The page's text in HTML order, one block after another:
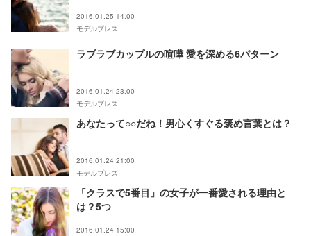
2016.01.25 14:00
モデルプレス
ラブラブカップルの喧嘩 愛を深める6パターン
2016.01.24 23:00
モデルプレス
あなたって○○だね！男心くすぐる褒め言葉とは？
2016.01.24 21:00
モデルプレス
「クラスで5番目」の女子が一番愛される理由と
は？5つ
2016.01.24 15:00